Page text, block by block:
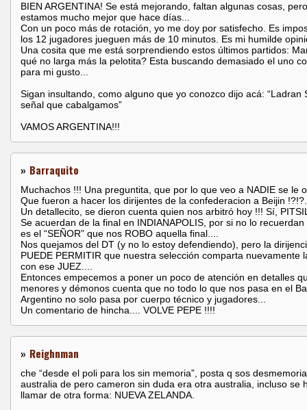
BIEN ARGENTINA! Se está mejorando, faltan algunas cosas, pero
estamos mucho mejor que hace días...
Con un poco más de rotación, yo me doy por satisfecho. Es
los 12 jugadores jueguen más de 10 minutos. Es mi humilde
Una cosita que me está sorprendiendo estos últimos partidos:
qué no larga más la pelotita? Esta buscando demasiado el uno
para mi gusto...
Sigan insultando, como alguno que yo conozco dijo acá: “Ladran
señal que cabalgamos”
VAMOS ARGENTINA!!!
» Barraquito
Muchachos !!! Una preguntita, que por lo que veo a NADIE se le
Que fueron a hacer los dirijentes de la confederacion a Beijin !?!?.
Un detallecito, se dieron cuenta quien nos arbitró hoy !!! Sí,
Se acuerdan de la final en INDIANAPOLIS, por si no lo
es el “SEÑOR” que nos ROBO aquella final....
Nos quejamos del DT (y no lo estoy defendiendo), pero la
PUEDE PERMITIR que nuestra selección comparta nuevamente
con ese JUEZ....
Entonces empecemos a poner un poco de atención en detalles
menores y démonos cuenta que no todo lo que nos pasa en el
Argentino no solo pasa por cuerpo técnico y jugadores...
Un comentario de hincha.... VOLVE PEPE !!!!
» Reighnman
che “desde el poli para los sin memoria”, posta q sos
australia de pero cameron sin duda era otra australia, incluso se
llamar de otra forma: NUEVA ZELANDA.